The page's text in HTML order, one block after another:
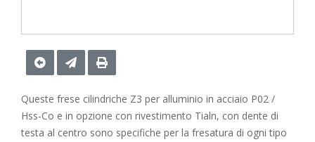
Queste frese cilindriche Z3 per alluminio in acciaio P02 /
Hss-Co e in opzione con rivestimento Tialn, con dente di
testa al centro sono specifiche per la fresatura di ogni tipo